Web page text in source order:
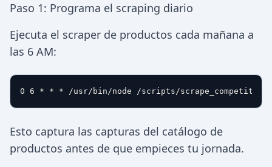
Paso 1: Programa el scraping diario
Ejecuta el scraper de productos cada mañana a
las 6 AM:
Esto captura las capturas del catálogo de
productos antes de que empieces tu jornada.